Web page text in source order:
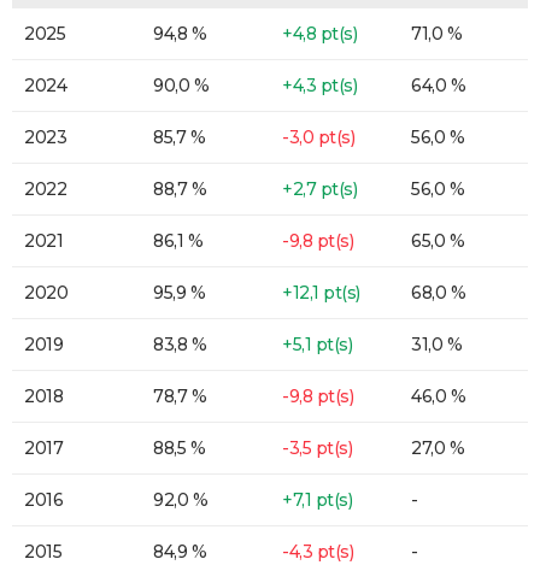
2025 94,8 % +4,8 pt(s) 71,0 %
2024 90,0 % +4,3 pt(s) 64,0 %
2023 85,7 % -3,0 pt(s) 56,0 %
2022 88,7 % +2,7 pt(s) 56,0 %
2021 86,1 % -9,8 pt(s) 65,0 %
2020 95,9 % +12,1 pt(s) 68,0 %
2019 83,8 % +5,1 pt(s) 31,0 %
2018 78,7 % -9,8 pt(s) 46,0 %
2017 88,5 % -3,5 pt(s) 27,0 %
2016 92,0 % +7,1 pt(s) -
2015 84,9 % -4,3 pt(s) -